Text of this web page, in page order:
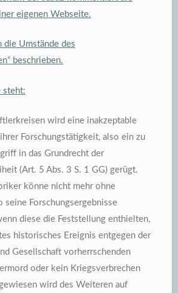
eigenen Webseite.
Umstände des
beschrieben.
steht:
wird eine inakzeptable
Forschungstätigkeit, also ein zu
in das Grundrecht der
(Art. 5 Abs. 3 S. 1 GG) gerügt.
könne nicht mehr ohne
seine Forschungsergebnisse
diese die Feststellung enthielten,
historisches Ereignis entgegen der
Gesellschaft vorherrschenden
oder kein Kriegsverbrechen
wird des Weiteren auf